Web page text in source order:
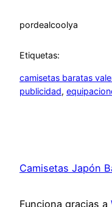
pordealcoolya
Etiquetas:
camisetas baratas
publicidad,
Camisetas Japón
Funciona gracias a